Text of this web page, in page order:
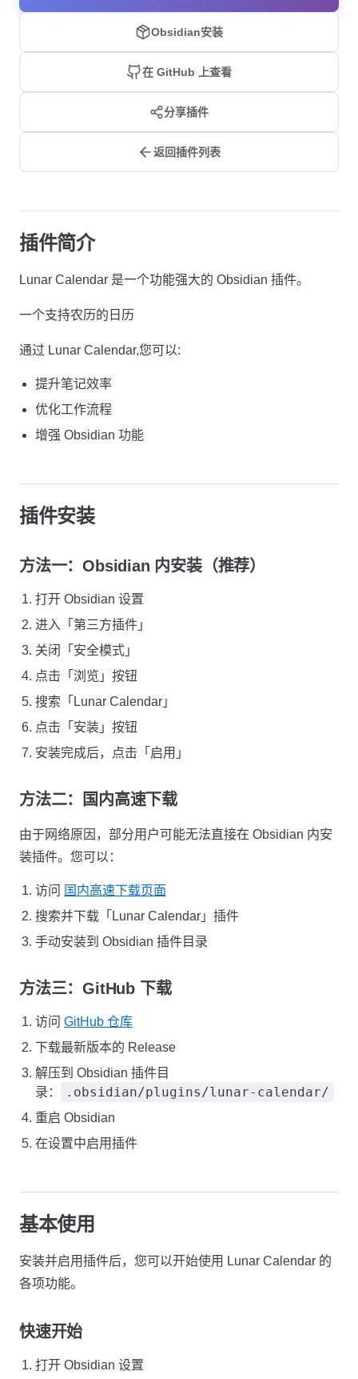
Obsidian安装
在 GitHub 上查看
分享插件
返回插件列表
插件简介
Lunar Calendar 是一个功能强大的 Obsidian 插件。
一个支持农历的日历
通过 Lunar Calendar,您可以:
提升笔记效率
优化工作流程
增强 Obsidian 功能
插件安装
方法一：Obsidian 内安装（推荐）
打开 Obsidian 设置
进入「第三方插件」
关闭「安全模式」
点击「浏览」按钮
搜索「Lunar Calendar」
点击「安装」按钮
安装完成后，点击「启用」
方法二：国内高速下载
由于网络原因，部分用户可能无法直接在 Obsidian 内安
装插件。您可以：
访问 国内高速下载页面
搜索并下载「Lunar Calendar」插件
手动安装到 Obsidian 插件目录
方法三：GitHub 下载
访问 GitHub 仓库
下载最新版本的 Release
解压到 Obsidian 插件目
录：
.obsidian/plugins/lunar-calendar/
重启 Obsidian
在设置中启用插件
基本使用
安装并启用插件后，您可以开始使用 Lunar Calendar 的
各项功能。
快速开始
打开 Obsidian 设置